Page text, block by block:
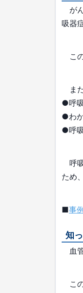
が
吸器
こ
ま
●呼
●わ
●呼
呼
ため
■事
知
血
こ